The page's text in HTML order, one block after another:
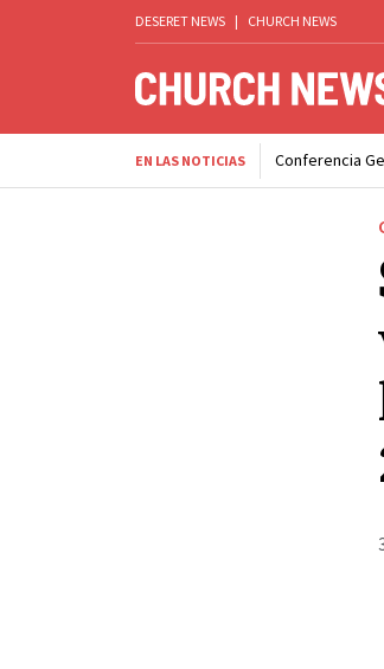
DESERET NEWS | CHURCH NEWS
EN LAS NOTICIAS Conferencia